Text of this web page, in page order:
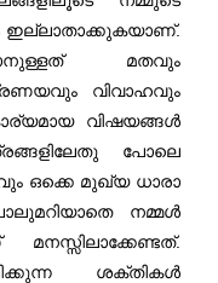
ഇല്ലാതാക്കുകയാണ്.
മതവും
വിവാഹവും
വിഷയങ്ങൾ
പോലെ
ഒക്കെ മുഖ്യ ധാരാ
നമ്മൾ
ശക്തികൾ